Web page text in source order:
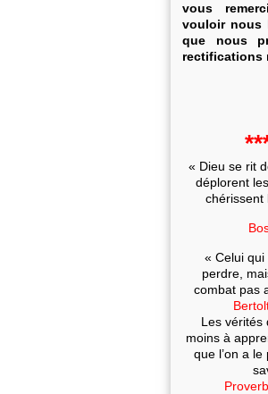
vous
vouloir nous
que nous
rectifications
« Dieu se rit
déplorent
chérissent
« Celui
perdre,
combat pas
Les vérités
moins à
que l’on a le